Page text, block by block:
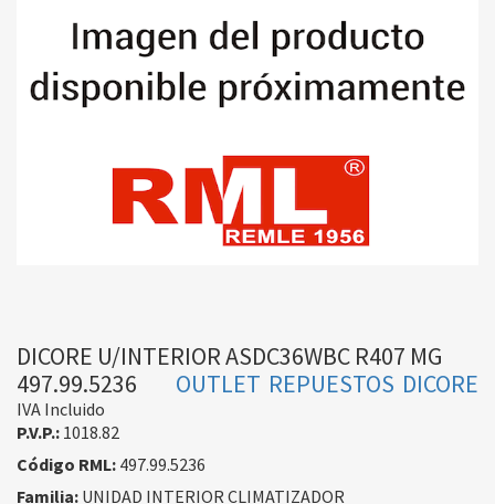
DICORE U/INTERIOR ASDC36WBC R407 MG
497.99.5236
OUTLET REPUESTOS DICORE
IVA Incluido
P.V.P.: 1018.82
Código RML: 497.99.5236
Familia: UNIDAD INTERIOR CLIMATIZADOR